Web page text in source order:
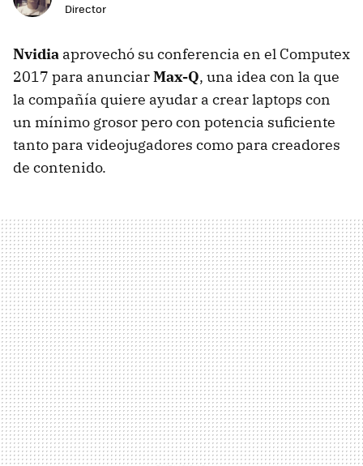
Director
Nvidia aprovechó su conferencia en el Computex
2017 para anunciarMax-Q, una idea con la que
la compañía quiere ayudar a crear laptops con
un mínimo grosor pero con potencia suficiente
tanto para videojugadores como para creadores
de contenido.